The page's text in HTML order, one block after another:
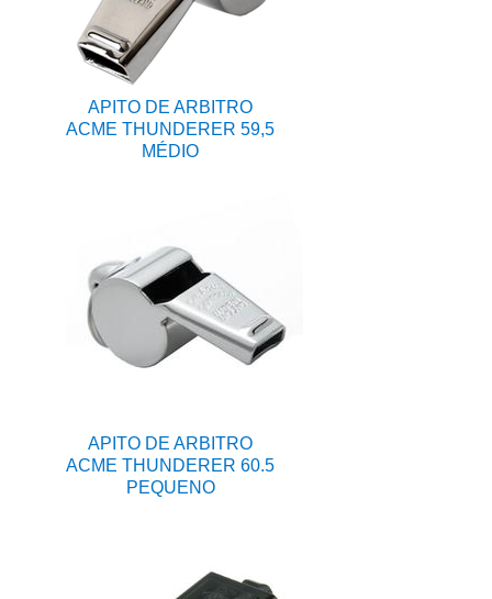
APITO DE ARBITRO
ACME THUNDERER 59,5
MÉDIO
APITO DE ARBITRO
ACME THUNDERER 60.5
PEQUENO